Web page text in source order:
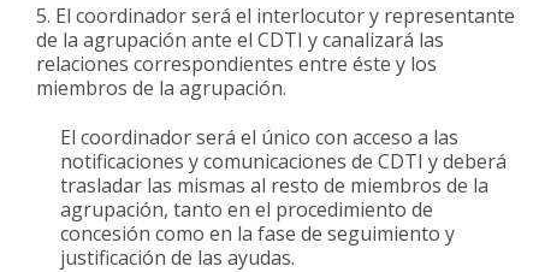
El coordinador será el interlocutor y representante
de la agrupación ante el CDTI y canalizará las
relaciones correspondientes entre éste y los
miembros de la agrupación.
El coordinador será el único con acceso a las
notificaciones y comunicaciones de CDTI y deberá
trasladar las mismas al resto de miembros de la
agrupación, tanto en el procedimiento de
concesión como en la fase de seguimiento y
justificación de las ayudas.